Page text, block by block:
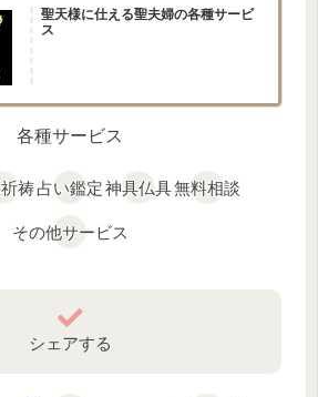
聖天様に仕える聖夫婦の各種サービ
ス
各種サービス
祷占い鑑定神具仏具無料相談
その他サービス
シェアする